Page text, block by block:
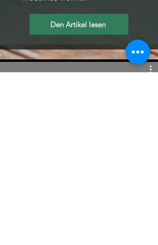
Den Artikel lesen